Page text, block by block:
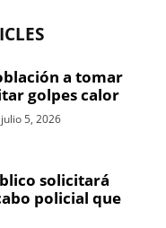
a tomar
golpes calor
julio 5, 2026
solicitará
policial que